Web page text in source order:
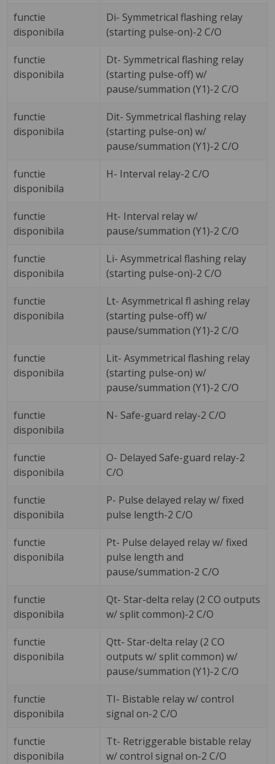
functie
disponibila
Di- Symmetrical flashing relay
(starting pulse-on)-2 C/O
functie
disponibila
Dt- Symmetrical flashing relay
(starting pulse-off) w/
pause/summation (Y1)-2 C/O
functie
disponibila
Dit- Symmetrical flashing relay
(starting pulse-on) w/
pause/summation (Y1)-2 C/O
functie
disponibila
H- Interval relay-2 C/O
functie
disponibila
Ht- Interval relay w/
pause/summation (Y1)-2 C/O
functie
disponibila
Li- Asymmetrical flashing relay
(starting pulse-on)-2 C/O
functie
disponibila
Lt- Asymmetrical fl ashing relay
(starting pulse-off) w/
pause/summation (Y1)-2 C/O
functie
disponibila
Lit- Asymmetrical flashing relay
(starting pulse-on) w/
pause/summation (Y1)-2 C/O
functie
disponibila
N- Safe-guard relay-2 C/O
functie
disponibila
O- Delayed Safe-guard relay-2
C/O
functie
disponibila
P- Pulse delayed relay w/ fixed
pulse length-2 C/O
functie
disponibila
Pt- Pulse delayed relay w/ fixed
pulse length and
pause/summation-2 C/O
functie
disponibila
Qt- Star-delta relay (2 CO outputs
w/ split common)-2 C/O
functie
disponibila
Qtt- Star-delta relay (2 CO
outputs w/ split common) w/
pause/summation (Y1)-2 C/O
functie
disponibila
TI- Bistable relay w/ control
signal on-2 C/O
functie
disponibila
Tt- Retriggerable bistable relay
w/ control signal on-2 C/O